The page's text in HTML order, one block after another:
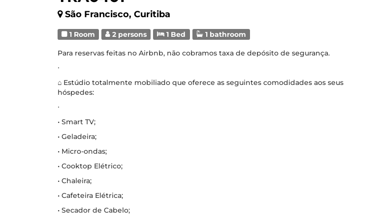
São Francisco, Curitiba
1 Room 2 persons 1 Bed 1 bathroom
Para reservas feitas no Airbnb, não cobramos taxa de depósito de segurança.
∙
⌂ Estúdio totalmente mobiliado que oferece as seguintes comodidades aos seus
hóspedes:
∙
• Smart TV;
• Geladeira;
• Micro-ondas;
• Cooktop Elétrico;
• Chaleira;
• Cafeteira Elétrica;
• Secador de Cabelo;